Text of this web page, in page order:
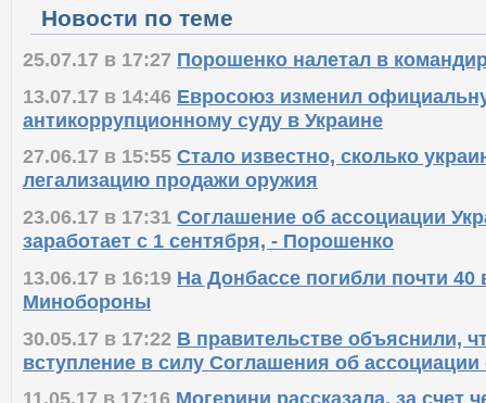
Новости по теме
25.07.17 в 17:27 Порошенко налетал в
13.07.17 в 14:46 Евросоюз изменил
антикоррупционному суду в Украине
27.06.17 в 15:55 Стало известно, сколько
легализацию продажи оружия
23.06.17 в 17:31 Соглашение об ассоциации
заработает с 1 сентября, - Порошенко
13.06.17 в 16:19 На Донбассе погибли почти
Минобороны
30.05.17 в 17:22 В правительстве объяснили,
вступление в силу Соглашения об
11.05.17 в 17:16 Могерини рассказала, за счет